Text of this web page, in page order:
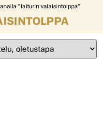
“laiturin valaisintolppa”